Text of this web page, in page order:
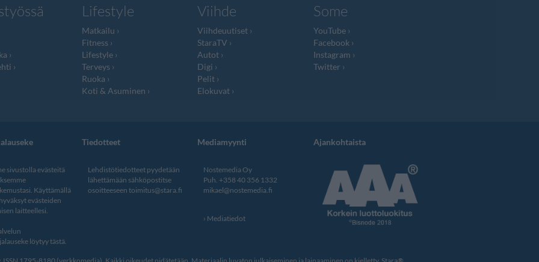
Lifestyle
Matkailu
Fitness
Lifestyle
Terveys
Ruoka
Koti & Asuminen
Viihde
Viihdeuutiset
StaraTV
Autot
Digi
Pelit
Elokuvat
Some
YouTube
Facebook
Instagram
Twitter
sivustolla evästeitä
Käyttämällä
evästeiden
laitteellesi.
löytyy tästä.
Tiedotteet
Lehdistötiedotteet pyydetään
lähettämään sähköpostitse
osoitteeseen toimitus@stara.fi
Mediamyynti
Nostemedia Oy
Puh. +358 40 356 1332
mikael@nostemedia.fi
Mediatiedot
Ajankohtaista